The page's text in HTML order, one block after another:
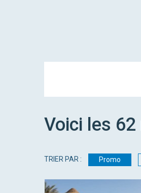
Voici les 62
TRIER PAR : Promo